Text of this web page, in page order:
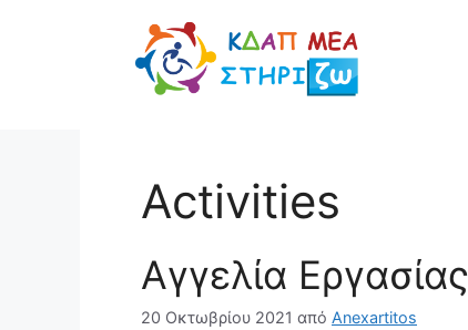
Activities
Αγγελία Εργασίας
20 Οκτωβρίου 2021 από Anexartitos